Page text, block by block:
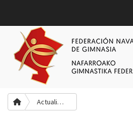
Actualidad